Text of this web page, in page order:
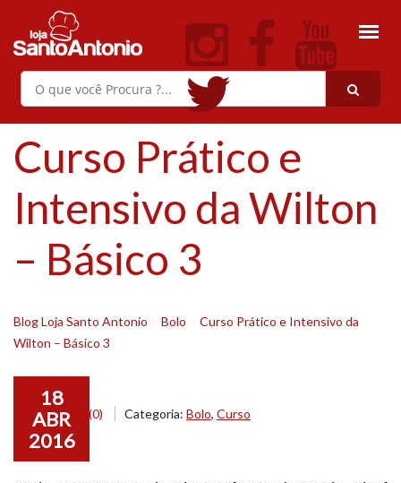
Curso Prático e
Intensivo da Wilton
– Básico 3
Blog Loja Santo Antonio Bolo
Curso Prático e Intensivo da
Wilton – Básico 3
Comentários (0) Categoria: Bolo, Curso
18
ABR
2016